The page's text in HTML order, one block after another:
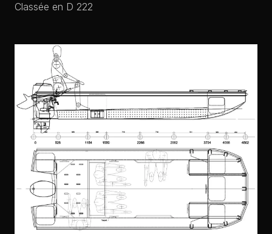
Classée en D 222